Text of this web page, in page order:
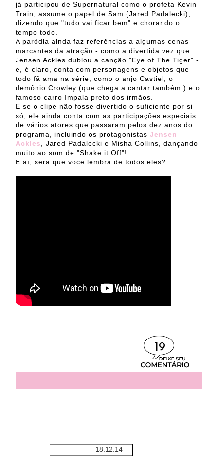
já participou de Supernatural como o profeta Kevin
Train, assume o papel de Sam (Jared Padalecki),
dizendo que "tudo vai ficar bem" e chorando o
tempo todo.
A paródia ainda faz referências a algumas cenas
marcantes da atração - como a divertida vez que
Jensen Ackles dublou a canção "Eye of The Tiger" -
e, é claro, conta com personagens e objetos que
todo fã ama na série, como o anjo Castiel, o
demônio Crowley (que chega a cantar também!) e o
famoso carro Impala preto dos irmãos.
E se o clipe não fosse divertido o suficiente por si
só, ele ainda conta com as participações especiais
de vários atores que passaram pelos dez anos do
programa, incluindo os protagonistas Jensen
Ackles, Jared Padalecki e Misha Collins, dançando
muito ao som de "Shake it Off"!
E aí, será que você lembra de todos eles?
19
18.12.14